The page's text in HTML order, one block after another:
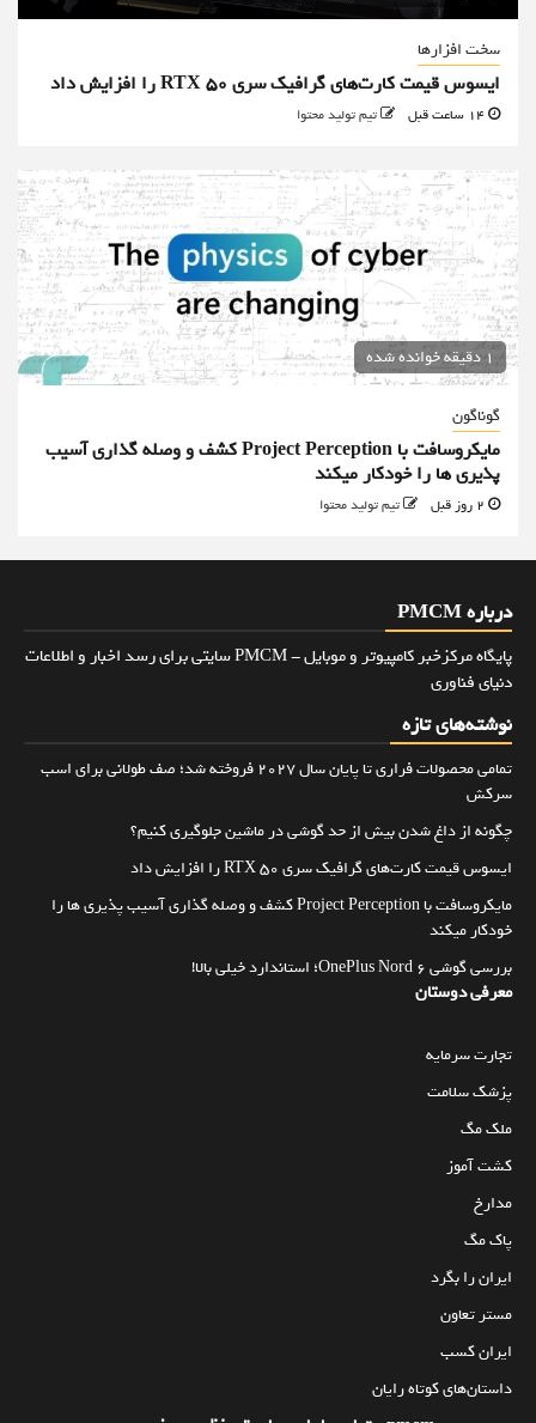
سخت افزارها
ایسوس قیمت کارت‌های گرافیک سری RTX 50 را افزایش داد
تیم تولید محتوا
1 دقیقه خوانده شده
گوناگون
مایکروسافت با Project Perception کشف و وصله گذاری آسیب
پذیری ها را خودکار میکند
تیم تولید محتوا
درباره PMCM
پایگاه مرکزخبر کامپیوتر و موبایل - PMCM سایتی برای رسد اخبار و اطلاعات
دنیای فناوری
نوشته‌های تازه
تمامی محصولات فراری تا پایان سال ۲۰۲۷ فروخته شد؛ صف طولانی برای اسب
سرکش
چگونه از داغ شدن بیش از حد گوشی در ماشین جلوگیری کنیم؟
ایسوس قیمت کارت‌های گرافیک سری RTX 50 را افزایش داد
مایکروسافت با Project Perception کشف و وصله گذاری آسیب پذیری ها را
خودکار میکند
بررسی گوشی OnePlus Nord 6؛ استاندارد خیلی بالا!
معرفی دوستان
تجارت سرمایه
پزشک سلامت
ملک مگ
کشت آموز
مدارخ
پاک مگ
ایران را بگرد
مستر تعاون
ایران کسب
داستان‌های کوتاه رایان